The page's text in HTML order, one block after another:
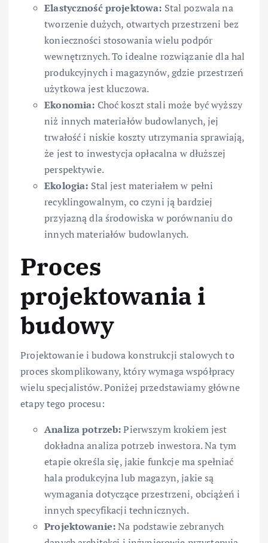
Elastyczność projektowa: Stal pozwala na
tworzenie dużych, otwartych przestrzeni bez
konieczności stosowania wielu podpór
wewnętrznych. To idealne rozwiązanie dla hal
produkcyjnych i magazynów, gdzie przestrzeń
użytkowa jest kluczowa.
Ekonomia: Choć koszt stali może być wyższy
niż innych materiałów budowlanych, jej
trwałość i niskie koszty utrzymania sprawiają,
że jest to inwestycja opłacalna w dłuższej
perspektywie.
Ekologia: Stal jest materiałem w pełni
recyklingowalnym, co czyni ją bardziej
przyjazną dla środowiska w porównaniu do
innych materiałów budowlanych.
Proces
projektowania i
budowy
Projektowanie i budowa konstrukcji stalowych to
proces skomplikowany, który wymaga współpracy
wielu specjalistów. Poniżej przedstawiamy główne
etapy tego procesu:
Analiza potrzeb:Pierwszym krokiem jest
dokładna analiza potrzeb inwestora. Na tym
etapie określa się, jakie funkcje ma spełniać
hala produkcyjna lub magazyn, jakie są
wymagania dotyczące przestrzeni, obciążeń i
innych specyfikacji technicznych.
Projektowanie:Na podstawie zebranych